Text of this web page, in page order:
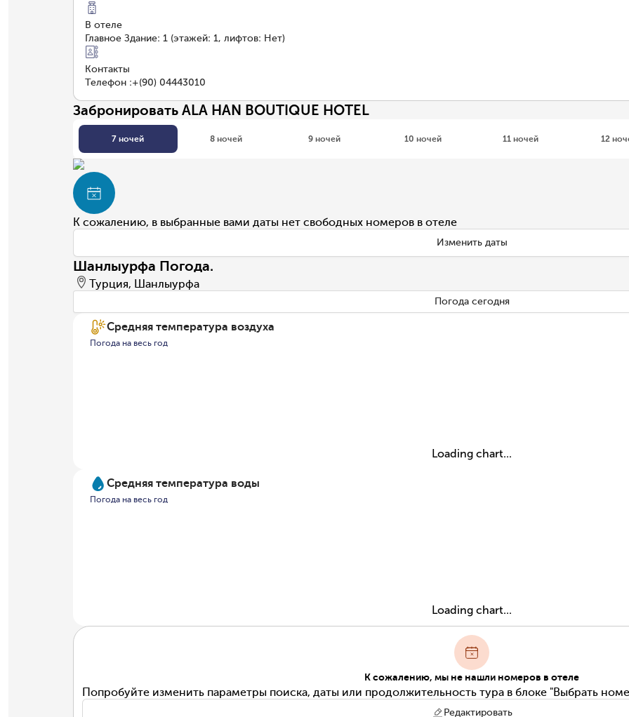
В отеле
Главное Здание: 1 (этажей: 1, лифтов: Нет)
Контакты
Телефон :+(90) 04443010
Забронировать ALA HAN BOUTIQUE HOTEL
7 ночей 8 ночей 9 ночей 10 ночей 11 ночей 12
К сожалению, в выбранные вами даты нет свободных номеров в отеле
Изменить даты
Шанлыурфа Погода.
Турция, Шанлыурфа
Погода сегодня
Средняя температура воздуха
Погода на весь год
Loading chart...
Средняя температура воды
Погода на весь год
Loading chart...
К сожалению, мы не нашли номеров в отеле
Попробуйте изменить параметры поиска, даты или продолжительность тура в блоке "Выбрать
Редактировать